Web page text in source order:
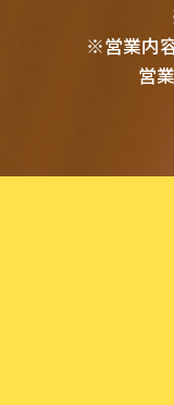
※営業内
営